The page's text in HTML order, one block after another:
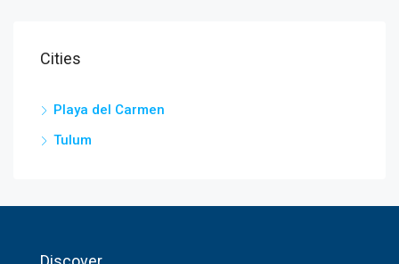
Cities
Playa del Carmen
Tulum